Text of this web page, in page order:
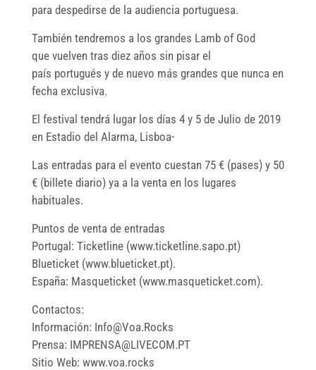
para despedirse de la audiencia portuguesa.
También tendremos a los grandes Lamb of God
que vuelven tras diez años sin pisar el
país portugués y de nuevo más grandes que nunca en
fecha exclusiva.
El festival tendrá lugar los días 4 y 5 de Julio de 2019
en Estadio del Alarma, Lisboa-
Las entradas para el evento cuestan 75 € (pases) y 50
€ (billete diario) ya a la venta en los lugares
habituales.
Puntos de venta de entradas
Portugal: Ticketline (www.ticketline.sapo.pt)
Blueticket (www.blueticket.pt).
España: Masqueticket (www.masqueticket.com).
Contactos:
Información: Info@Voa.Rocks
Prensa: IMPRENSA@LIVECOM.PT
Sitio Web: www.voa.rocks